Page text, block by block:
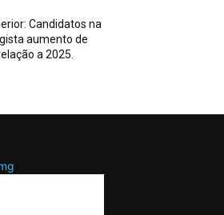
Candidatos na
aumento de
a 2025.